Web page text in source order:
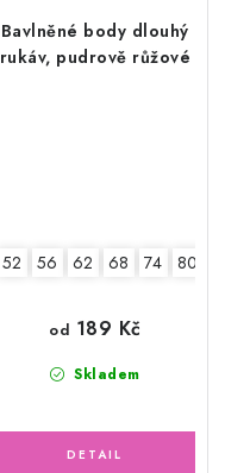
Bavlněné body dlouhý
rukáv, pudrově růžové
52 56 62 68 74 80
Skladem
od 189 Kč